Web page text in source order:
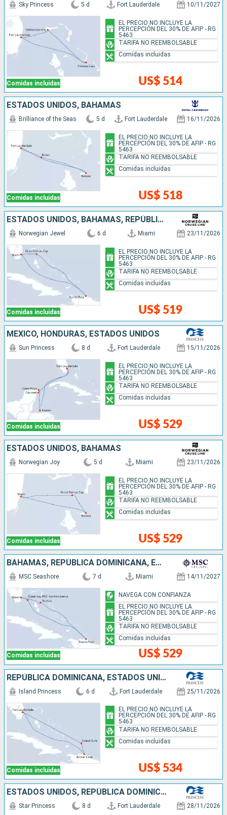
Comidas incluidas
Sky Princess 5 d Fort Lauderdale 10/11/2027
US$ 514
EL PRECIO NO INCLUYE LA
PERCEPCIÓN DEL 30% DE AFIP - RG
5463
TARIFA NO REEMBOLSABLE
Comidas incluidas
ESTADOS UNIDOS, BAHAMAS
Comidas incluidas
Brilliance of the Seas 5 d Fort Lauderdale 16/11/2026
US$ 518
EL PRECIO NO INCLUYE LA
PERCEPCIÓN DEL 30% DE AFIP - RG
5463
TARIFA NO REEMBOLSABLE
Comidas incluidas
ESTADOS UNIDOS, BAHAMAS, REPÚBLICA DOMINICANA
Comidas incluidas
Norwegian Jewel 6 d Miami 23/11/2026
US$ 519
EL PRECIO NO INCLUYE LA
PERCEPCIÓN DEL 30% DE AFIP - RG
5463
TARIFA NO REEMBOLSABLE
Comidas incluidas
MÉXICO, HONDURAS, ESTADOS UNIDOS
Comidas incluidas
Sun Princess 8 d Fort Lauderdale 15/11/2026
US$ 529
EL PRECIO NO INCLUYE LA
PERCEPCIÓN DEL 30% DE AFIP - RG
5463
TARIFA NO REEMBOLSABLE
Comidas incluidas
ESTADOS UNIDOS, BAHAMAS
Comidas incluidas
Norwegian Joy 5 d Miami 23/11/2026
US$ 529
EL PRECIO NO INCLUYE LA
PERCEPCIÓN DEL 30% DE AFIP - RG
5463
TARIFA NO REEMBOLSABLE
Comidas incluidas
BAHAMAS, REPÚBLICA DOMINICANA, ESTADOS UNIDOS
Comidas incluidas
MSC Seashore 7 d Miami 14/11/2027
US$ 529
NAVEGA CON CONFIANZA
EL PRECIO NO INCLUYE LA
PERCEPCIÓN DEL 30% DE AFIP - RG
5463
TARIFA NO REEMBOLSABLE
Comidas incluidas
REPÚBLICA DOMINICANA, ESTADOS UNIDOS
Comidas incluidas
Island Princess 6 d Fort Lauderdale 25/11/2026
US$ 534
EL PRECIO NO INCLUYE LA
PERCEPCIÓN DEL 30% DE AFIP - RG
5463
TARIFA NO REEMBOLSABLE
Comidas incluidas
ESTADOS UNIDOS, REPÚBLICA DOMINICANA, BAHAMAS
Star Princess 8 d Fort Lauderdale 28/11/2026